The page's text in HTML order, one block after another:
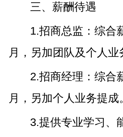
三、薪酬待遇
1.招商总监：综合
月，另加团队及个人业
2.招商经理：综合
月，另加个人业务提成
3.提供专业学习、